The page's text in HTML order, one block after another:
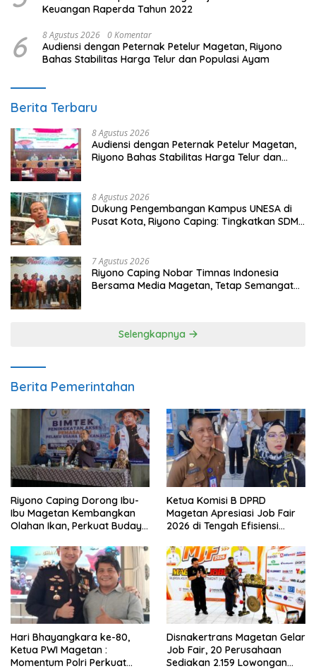
Keuangan Raperda Tahun 2022
6 8 Agustus 2026 0 Komentar
Audiensi dengan Peternak Petelur Magetan, Riyono
Bahas Stabilitas Harga Telur dan Populasi Ayam
Berita Terbaru
8 Agustus 2026
Audiensi dengan Peternak Petelur Magetan,
Riyono Bahas Stabilitas Harga Telur dan
8 Agustus 2026
Dukung Pengembangan Kampus UNESA di
Pusat Kota, Riyono Caping: Tingkatkan SDM
7 Agustus 2026
Riyono Caping Nobar Timnas Indonesia
Bersama Media Magetan, Tetap Semangat
Selengkapnya
Berita Pemerintahan
Riyono Caping Dorong Ibu-
Ibu Magetan Kembangkan
Olahan Ikan, Perkuat Budaya
Ketua Komisi B DPRD
Magetan Apresiasi Job Fair
2026 di Tengah Efisiensi
Hari Bhayangkara ke-80,
Ketua PWI Magetan :
Momentum Polri Perkuat
Disnakertrans Magetan Gelar
Job Fair, 20 Perusahaan
Sediakan 2.159 Lowongan